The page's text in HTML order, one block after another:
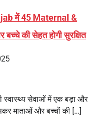
में 45 Maternal &
की सेहत होगी सुरक्षित
स्वास्थ्य सेवाओं में एक बड़ा और
माताओं और बच्चों की […]